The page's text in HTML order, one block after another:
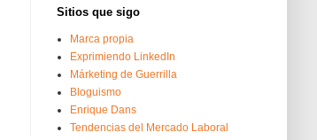
Sitios que sigo
Marca propia
Exprimiendo LinkedIn
Márketing de Guerrilla
Bloguismo
Enrique Dans
Tendencias del Mercado Laboral